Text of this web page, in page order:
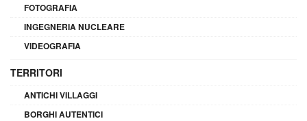
FOTOGRAFIA
INGEGNERIA NUCLEARE
VIDEOGRAFIA
TERRITORI
ANTICHI VILLAGGI
BORGHI AUTENTICI